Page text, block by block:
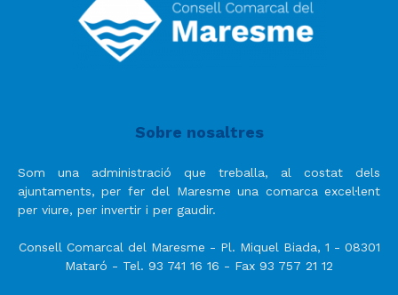
Sobre nosaltres
Som una administració que treballa, al costat dels
ajuntaments, per fer del Maresme una comarca excel·lent
per viure, per invertir i per gaudir.
Consell Comarcal del Maresme - Pl. Miquel Biada, 1 - 08301
Mataró - Tel. 93 741 16 16 - Fax 93 757 21 12